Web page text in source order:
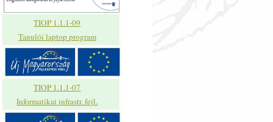
TIOP 1.1.1-09
Tanulói laptop program
TIOP 1.1.1-07
Informatikai infrastr. fejl.